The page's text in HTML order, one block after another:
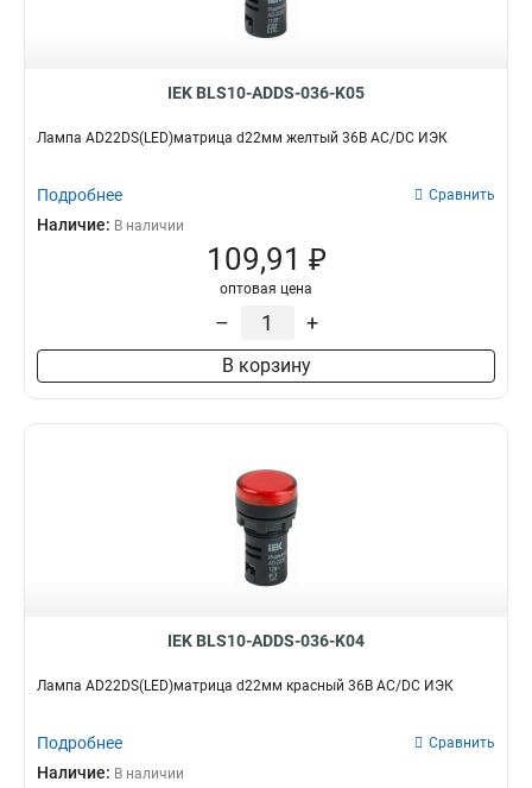
IEK BLS10-ADDS-036-K05
Лампа AD22DS(LED)матрица d22мм желтый 36В AC/DC ИЭК
Подробнее Сравнить
Наличие: В наличии
109,91 ₽
оптовая цена
– +
В корзину
IEK BLS10-ADDS-036-K04
Лампа AD22DS(LED)матрица d22мм красный 36В AC/DC ИЭК
Подробнее Сравнить
Наличие: В наличии